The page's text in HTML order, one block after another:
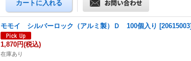
モモイ シルバーロック（アルミ製）Ｄ 100個入り [20615003]
1,870円(税込)
在庫あり